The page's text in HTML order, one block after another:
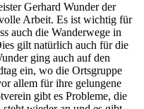
Gerhard Wunder der
Arbeit. Es ist wichtig für
auch die Wanderwege in
gilt natürlich auch für die
ging auch auf den
ein, wo die Ortsgruppe
allem für ihre gelungene
gibt es Probleme, die